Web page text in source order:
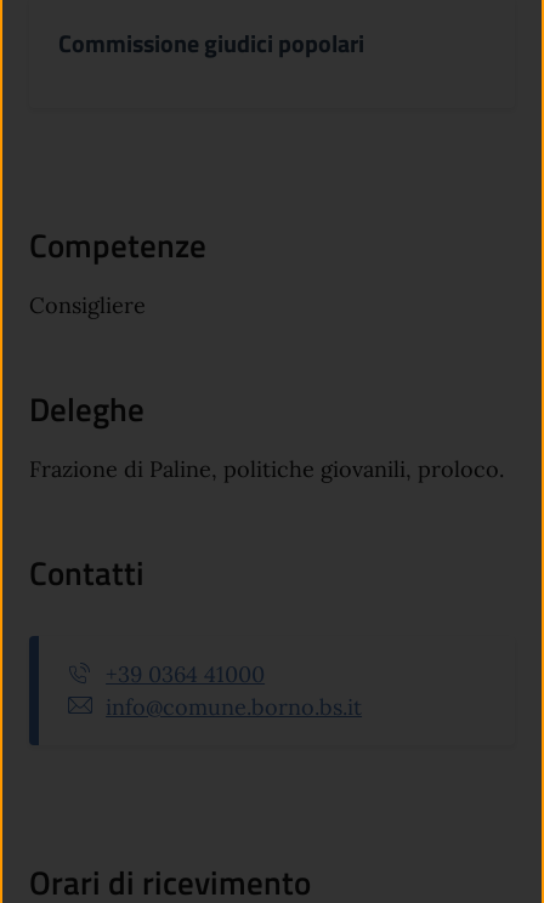
Commissione giudici popolari
Competenze
Consigliere
Deleghe
Frazione di Paline, politiche giovanili, proloco.
Contatti
+39 0364 41000
info@comune.borno.bs.it
Orari di ricevimento